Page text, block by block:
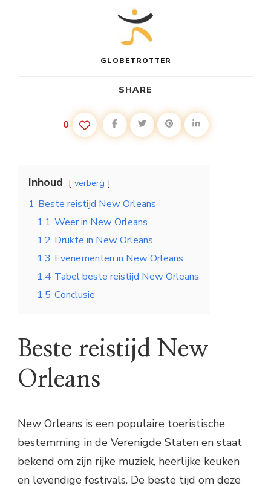
GLOBETROTTER
SHARE
0
Inhoud verberg
1 Beste reistijd New Orleans
1.1 Weer in New Orleans
1.2 Drukte in New Orleans
1.3 Evenementen in New Orleans
1.4 Tabel beste reistijd New Orleans
1.5 Conclusie
Beste reistijd New
Orleans
New Orleans is een populaire toeristische
bestemming in de Verenigde Staten en staat
bekend om zijn rijke muziek, heerlijke keuken
en levendige festivals. De beste tijd om deze